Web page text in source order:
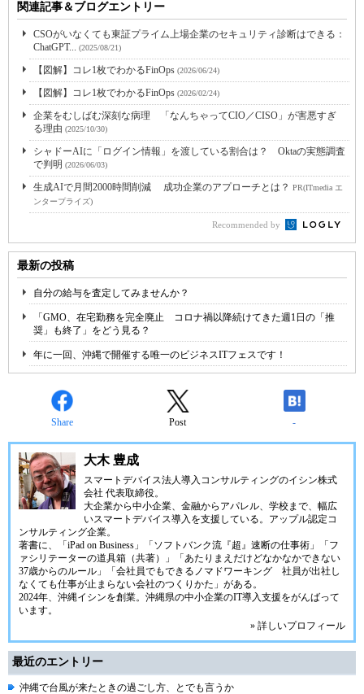
関連記事＆ブログエントリー
CSOがいなくても東証プライム上場企業のセキュリティ診断はできる：
ChatGPT... (2025/08/21)
【図解】コレ1枚でわかるFinOps (2026/06/24)
【図解】コレ1枚でわかるFinOps (2026/02/24)
企業をむしばむ深刻な病理 「なんちゃってCIO／CISO」が害悪すぎ
る理由 (2025/10/30)
シャドーAIに「ログイン情報」を渡している割合は？ Oktaの実態調査
で判明 (2026/06/03)
生成AIで月間2000時間削減 成功企業のアプローチとは？ PR(ITmedia エ
ンタープライズ)
Recommended by
最新の投稿
自分の給与を査定してみませんか？
「GMO、在宅勤務を完全廃止 コロナ禍以降続けてきた週1日の「推
奨」も終了」をどう見る？
年に一回、沖縄で開催する唯一のビジネスITフェスです！
Share Post -
大木 豊成
スマートデバイス法人導入コンサルティングのイシン株式
会社 代表取締役。
大企業から中小企業、金融からアパレル、学校まで、幅広
いスマートデバイス導入を支援している。アップル認定コ
ンサルティング企業。
著書に、「iPad on Business」「ソフトバンク流『超』速断の仕事術」「フ
ァシリテーターの道具箱（共著）」「あたりまえだけどなかなかできない
37歳からのルール」「会社員でもできるノマドワーキング 社員が出社し
なくても仕事が止まらない会社のつくりかた」がある。
2024年、 沖縄イシンを創業。沖縄県の中小企業のIT導入支援をがんばって
います。
» 詳しいプロフィール
最近のエントリー
沖縄で台風が来たときの過ごし方、とでも言うか